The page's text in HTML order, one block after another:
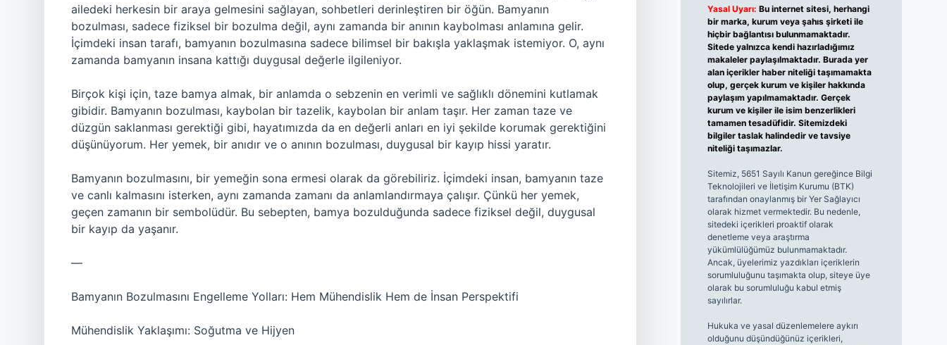
ailedeki herkesin bir araya gelmesini sağlayan, sohbetleri derinleştiren bir öğün. Bamyanın
bozulması, sadece fiziksel bir bozulma değil, aynı zamanda bir anının kaybolması anlamına gelir.
İçimdeki insan tarafı, bamyanın bozulmasına sadece bilimsel bir bakışla yaklaşmak istemiyor. O, aynı
zamanda bamyanın insana kattığı duygusal değerle ilgileniyor.
Birçok kişi için, taze bamya almak, bir anlamda o sebzenin en verimli ve sağlıklı dönemini kutlamak
gibidir. Bamyanın bozulması, kaybolan bir tazelik, kaybolan bir anlam taşır. Her zaman taze ve
düzgün saklanması gerektiği gibi, hayatımızda da en değerli anları en iyi şekilde korumak gerektiğini
düşünüyorum. Her yemek, bir anıdır ve o anının bozulması, duygusal bir kayıp hissi yaratır.
Bamyanın bozulmasını, bir yemeğin sona ermesi olarak da görebiliriz. İçimdeki insan, bamyanın taze
ve canlı kalmasını isterken, aynı zamanda zamanı da anlamlandırmaya çalışır. Çünkü her yemek,
geçen zamanın bir sembolüdür. Bu sebepten, bamya bozulduğunda sadece fiziksel değil, duygusal
bir kayıp da yaşanır.
—
Bamyanın Bozulmasını Engelleme Yolları: Hem Mühendislik Hem de İnsan Perspektifi
Mühendislik Yaklaşımı: Soğutma ve Hijyen
Yasal Uyarı: Bu internet sitesi, herhangi
bir marka, kurum veya şahıs şirketi ile
hiçbir bağlantısı bulunmamaktadır.
Sitede yalnızca kendi hazırladığımız
makaleler paylaşılmaktadır. Burada yer
alan içerikler haber niteliği taşımamakta
olup, gerçek kurum ve kişiler hakkında
paylaşım yapılmamaktadır. Gerçek
kurum ve kişiler ile isim benzerlikleri
tamamen tesadüfidir. Sitemizdeki
bilgiler taslak halindedir ve tavsiye
niteliği taşımazlar.
Sitemiz, 5651 Sayılı Kanun gereğince Bilgi
Teknolojileri ve İletişim Kurumu (BTK)
tarafından onaylanmış bir Yer Sağlayıcı
olarak hizmet vermektedir. Bu nedenle,
sitedeki içerikleri proaktif olarak
denetleme veya araştırma
yükümlülüğümüz bulunmamaktadır.
Ancak, üyelerimiz yazdıkları içeriklerin
sorumluluğunu taşımakta olup, siteye üye
olarak bu sorumluluğu kabul etmiş
sayılırlar.
Hukuka ve yasal düzenlemelere aykırı
olduğunu düşündüğünüz içerikleri,